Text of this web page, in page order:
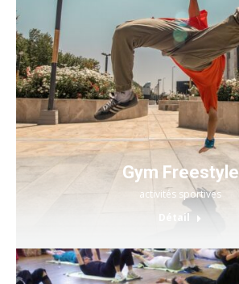
Gym Freestyle
activités sportives
Détail